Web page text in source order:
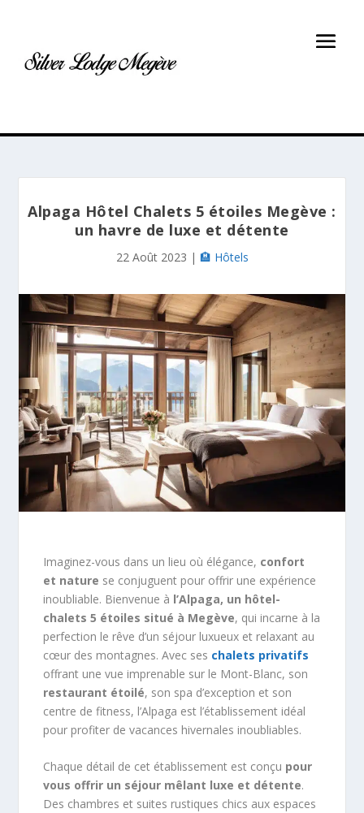
Alpaga Hôtel Chalets 5 étoiles Megève :
un havre de luxe et détente
22 Août 2023 | 🏨 Hôtels
Imaginez-vous dans un lieu où élégance, confort
et nature se conjuguent pour offrir une expérience
inoubliable. Bienvenue à l’Alpaga, un hôtel-
chalets 5 étoiles situé à Megève, qui incarne à la
perfection le rêve d’un séjour luxueux et relaxant au
cœur des montagnes. Avec ses chalets privatifs
offrant une vue imprenable sur le Mont-Blanc, son
restaurant étoilé, son spa d’exception et son
centre de fitness, l’Alpaga est l’établissement idéal
pour profiter de vacances hivernales inoubliables.
Chaque détail de cet établissement est conçu pour
vous offrir un séjour mêlant luxe et détente.
Des chambres et suites rustiques chics aux espaces